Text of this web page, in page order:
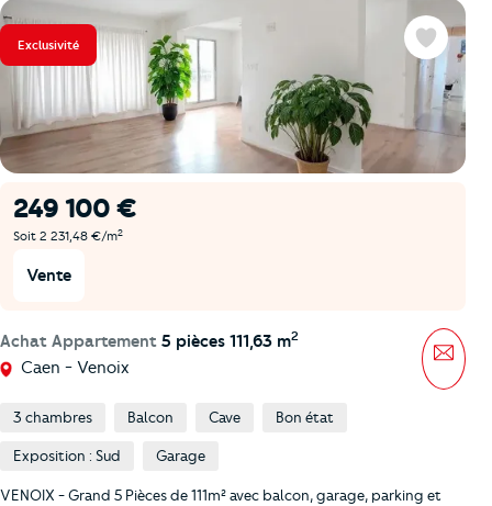
Exclusivité
249 100 €
Soit 2 231,48 €/m2
Vente
Achat Appartement 5 pièces 111,63 m2
Caen - Venoix
Favoris
3 chambres Balcon Cave Bon état
Exposition : Sud Garage
VENOIX - Grand 5 Pièces de 111m² avec balcon, garage, parking et